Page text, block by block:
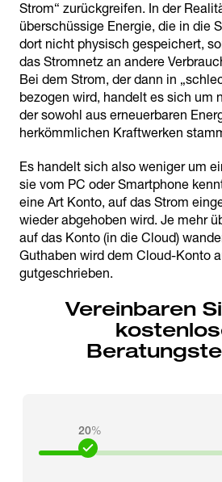
Strom“ zurückgreifen. In der
überschüssige Energie, die in die
dort nicht physisch gespeichert,
das Stromnetz an andere
Bei dem Strom, der dann in
bezogen wird, handelt es sich um
der sowohl aus erneuerbaren
herkömmlichen Kraftwerken
Es handelt sich also weniger um
sie vom PC oder Smartphone
eine Art Konto, auf das Strom
wieder abgehoben wird. Je mehr
auf das Konto (in die Cloud)
Guthaben wird dem Cloud-Konto
gutgeschrieben.
Vereinbaren
20%